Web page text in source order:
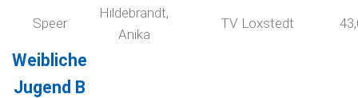
Speer
Hildebrandt,
Anika
TV Loxstedt
Weibliche
Jugend B